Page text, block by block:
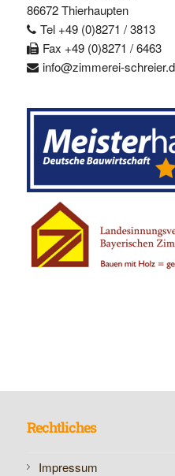
86672 Thierhaupten
Tel +49 (0)8271 / 3813
Fax +49 (0)8271 / 6463
info@zimmerei-
Rechtliches
Impressum